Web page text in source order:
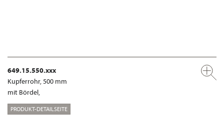
649.15.550.xxx
Kupferrohr, 500 mm
mit Bördel,
PRODUKT-DETAILSEITE